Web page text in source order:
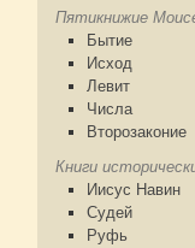
Пятикнижие
Бытие
Исход
Левит
Числа
Второзаконие
Книги
Иисус Навин
Судей
Руфь